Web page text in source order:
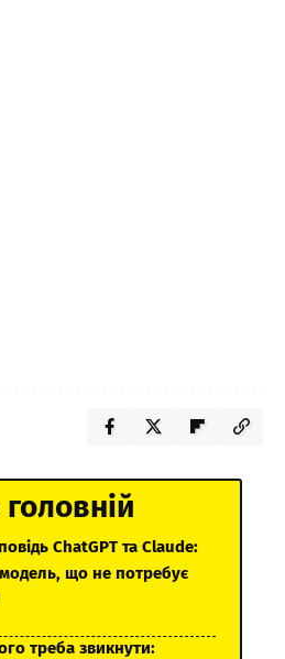
ChatGPT та Claude:
що не потребує
треба звикнути: